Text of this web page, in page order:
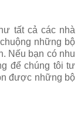
tất cả các nhà
những bộ
Nếu bạn có nhu
để chúng tôi tư
được những bộ